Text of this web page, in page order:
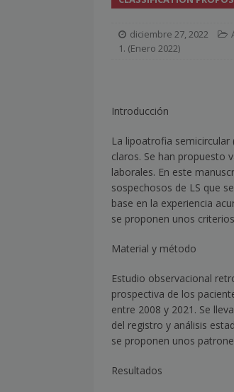
[ julio 2, 2026 ]
mínimo
[ julio 6, 2026 ]
el mayor
diciembre 27, 2022
1. (Enero 2022)
Introducción
La lipoatrofia semicircular
claros. Se han propuesto
laborales. En este
sospechosos de LS que
base en la experiencia
se proponen unos
Material y método
Estudio observacional
prospectiva de los
entre 2008 y 2021. Se
del registro y análisis
se proponen unos
Resultados